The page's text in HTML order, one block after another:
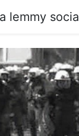
lemmy